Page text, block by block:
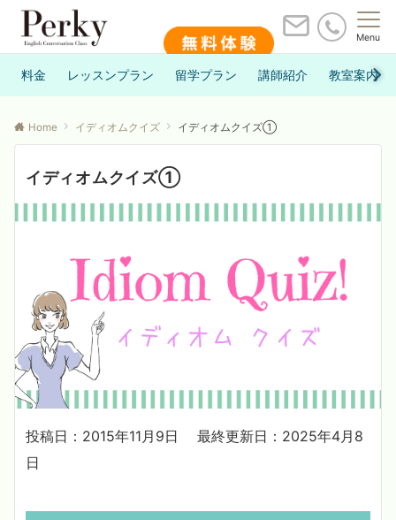
Menu
料金 レッスンプラン 留学プラン 講師紹介 教室案内
Home イディオムクイズ イディオムクイズ①
イディオムクイズ①
投稿日：2015年11月9日
最終更新日：2025年4月8
日